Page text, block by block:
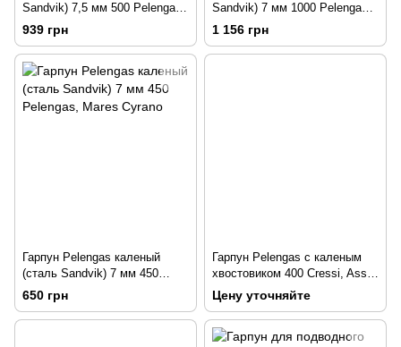
Sandvik) 7,5 мм 500 Pelengas,
Mares Cyrano
939 грн
Sandvik) 7 мм 1000 Pelengas,
Mares Cyrano
1 156 грн
Гарпун Pelengas каленый
(сталь Sandvik) 7 мм 450
Pelengas, Mares Cyrano
650 грн
Гарпун Pelengas с каленым
хвостовиком 400 Cressi, Asso,
Seac Sub
Цену уточняйте